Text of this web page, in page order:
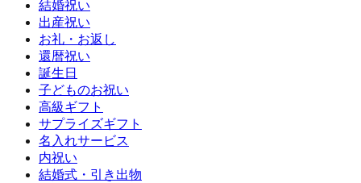
結婚祝い
出産祝い
お礼・お返し
還暦祝い
誕生日
子どものお祝い
高級ギフト
サプライズギフト
名入れサービス
内祝い
結婚式・引き出物